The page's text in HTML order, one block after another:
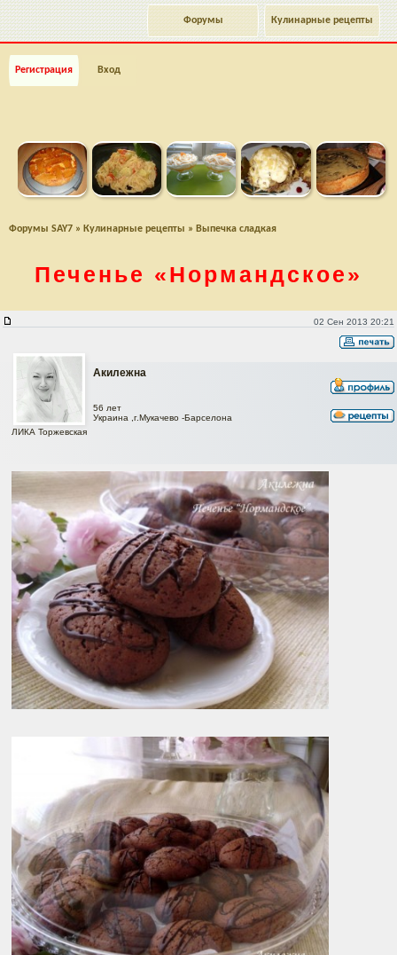
Кулинарные рецепты
Форумы
Регистрация Вход
Форумы SAY7 » Кулинарные рецепты » Выпечка сладкая
Печенье «Нормандское»
02 Сен 2013 20:21
Акилежна
ЛИКА Торжевская
56 лет
Украина ,г.Мукачево -Барселона